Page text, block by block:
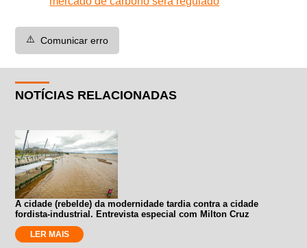
⚠️ Comunicar erro
NOTÍCIAS RELACIONADAS
A cidade (rebelde) da modernidade tardia contra a cidade
fordista-industrial. Entrevista especial com Milton Cruz
LER MAIS